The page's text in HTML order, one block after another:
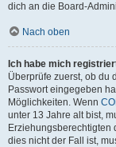
dich an die Board-
Nach oben
Ich habe mich
Überprüfe zuerst, ob du
Passwort eingegeben
Möglichkeiten. Wenn
unter 13 Jahre alt bist,
Erziehungsberechtigten
dies nicht der Fall ist,